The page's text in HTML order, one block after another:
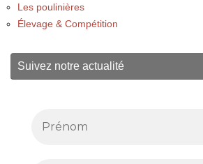
Les poulinières
Élevage & Compétition
Suivez notre actualité